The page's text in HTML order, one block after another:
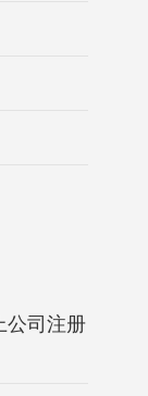
公司注册